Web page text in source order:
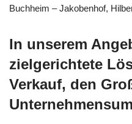
Buchheim – Jakobenhof,
In unserem
zielgerichtete
Verkauf, den